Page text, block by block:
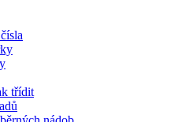
třídit